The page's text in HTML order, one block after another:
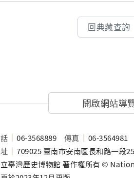
回典藏查詢
開啟網站導
06-3568889 傳真
06-3564981
709025 臺南市安南區長和路一段
臺灣歷史博物館 著作權所有 ©